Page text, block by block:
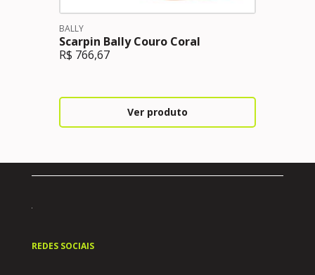
BALLY
Scarpin Bally Couro Coral
R$ 766,67
Ver produto
REDES SOCIAIS